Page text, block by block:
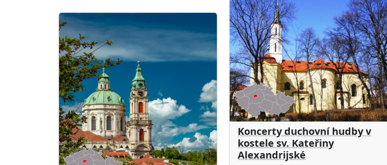
Koncerty duchovní hudby v
kostele sv. Kateřiny
Alexandrijské